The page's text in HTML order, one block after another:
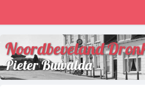
Noordbeveland
Pieter Buwalda